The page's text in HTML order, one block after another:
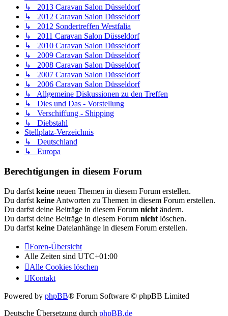
↳ 2013 Caravan Salon Düsseldorf
↳ 2012 Caravan Salon Düsseldorf
↳ 2012 Sondertreffen Westfalia
↳ 2011 Caravan Salon Düsseldorf
↳ 2010 Caravan Salon Düsseldorf
↳ 2009 Caravan Salon Düsseldorf
↳ 2008 Caravan Salon Düsseldorf
↳ 2007 Caravan Salon Düsseldorf
↳ 2006 Caravan Salon Düsseldorf
↳ Allgemeine Diskussionen zu den Treffen
↳ Dies und Das - Vorstellung
↳ Verschiffung - Shipping
↳ Diebstahl
Stellplatz-Verzeichnis
↳ Deutschland
↳ Europa
Berechtigungen in diesem Forum
Du darfst keine neuen Themen in diesem Forum erstellen.
Du darfst keine Antworten zu Themen in diesem Forum erstellen.
Du darfst deine Beiträge in diesem Forum nicht ändern.
Du darfst deine Beiträge in diesem Forum nicht löschen.
Du darfst keine Dateianhänge in diesem Forum erstellen.
Foren-Übersicht
Alle Zeiten sind UTC+01:00
Alle Cookies löschen
Kontakt
Powered by phpBB® Forum Software © phpBB Limited
Deutsche Übersetzung durch phpBB.de